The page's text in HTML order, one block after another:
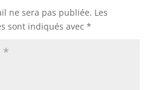
ne sera pas publiée. Les
sont indiqués avec *